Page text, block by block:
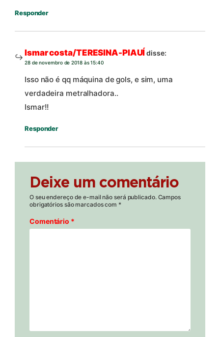
Responder
Ismar costa/TERESINA-PIAUÍdisse:
28 de novembro de 2018 às 15:40
Isso não é qq máquina de gols, e sim, uma
verdadeira metralhadora..
Ismar!!
Responder
Deixe um comentário
O seu endereço de e-mail não será publicado. Campos
obrigatórios são marcados com *
Comentário *